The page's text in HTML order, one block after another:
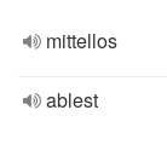
mittellos
ablest